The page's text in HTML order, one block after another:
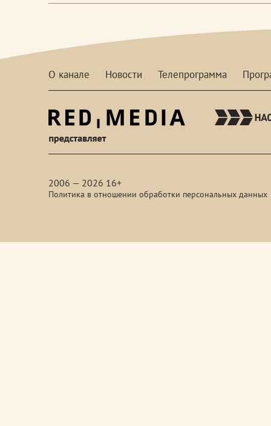
О канале Новости Телепрограмма
2006 — 2026 16+
Политика в отношении обработки персональных данных